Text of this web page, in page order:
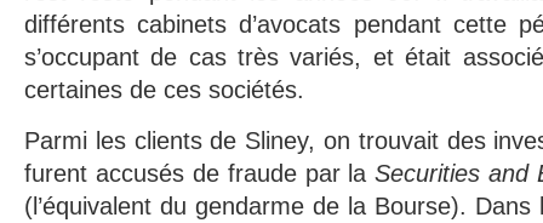
différents cabinets d’avocats pendant cette
s’occupant de cas très variés, et était
certaines de ces sociétés.
Parmi les clients de Sliney, on trouvait des
furent accusés de fraude par laSecurities and
(l’équivalent du gendarme de la Bourse). Dans